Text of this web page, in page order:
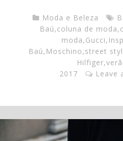
Moda e Beleza
Baú,coluna de moda,
moda,Gucci,
Baú, Moschino,street
Hilfiger,
2017
Leave